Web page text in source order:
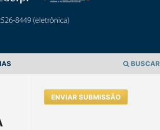
BUSCAR
ENVIAR SUBMISSÃO